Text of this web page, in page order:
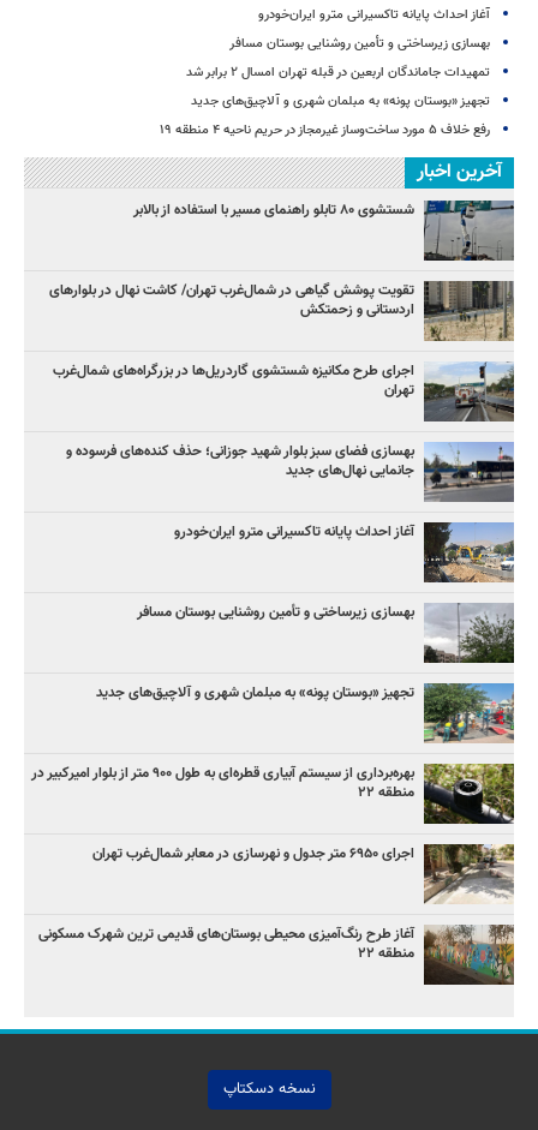
آغاز احداث پایانه تاکسیرانی مترو ایران‌خودرو
بهسازی زیرساختی و تأمین روشنایی بوستان مسافر
تمهیدات جاماندگان اربعین در قبله تهران امسال ۲ برابر شد
تجهیز «بوستان پونه» به مبلمان شهری و آلاچیق‌های جدید
رفع خلاف ۵ مورد ساخت‌وساز غیرمجاز در حریم ناحیه ۴ منطقه ۱۹
آخرین اخبار
شستشوی ۸۰ تابلو راهنمای مسیر با استفاده از بالابر
تقویت پوشش گیاهی در شمال‌غرب تهران/ کاشت نهال در بلوارهای
اردستانی و زحمتکش
اجرای طرح مکانیزه شستشوی گاردریل‌ها در بزرگراه‌های شمال‌غرب
تهران
بهسازی فضای سبز بلوار شهید جوزانی؛ حذف کنده‌های فرسوده و
جانمایی نهال‌های جدید
آغاز احداث پایانه تاکسیرانی مترو ایران‌خودرو
بهسازی زیرساختی و تأمین روشنایی بوستان مسافر
تجهیز «بوستان پونه» به مبلمان شهری و آلاچیق‌های جدید
بهره‌برداری از سیستم آبیاری قطره‌ای به طول ۹۰۰ متر از بلوار امیرکبیر در
منطقه ۲۲
اجرای ۶۹۵۰ متر جدول و نهرسازی در معابر شمال‌غرب تهران
آغاز طرح رنگ‌آمیزی محیطی بوستان‌های قدیمی ترین شهرک مسکونی
منطقه ۲۲
نسخه دسکتاپ